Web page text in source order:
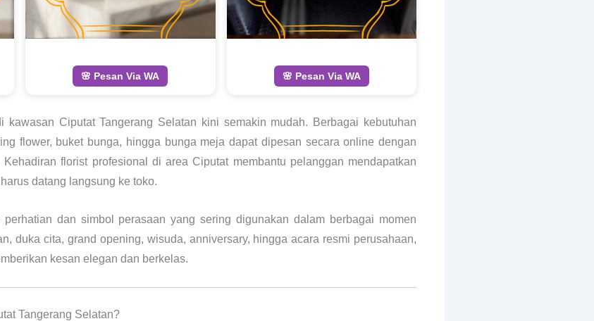
🌸 Pesan Via WA 🌸 Pesan Via WA
kawasan Ciputat Tangerang Selatan kini semakin mudah. Berbagai kebutuhan
flower, buket bunga, hingga bunga meja dapat dipesan secara online dengan
florist profesional di area Ciputat membantu pelanggan mendapatkan
datang langsung ke toko.
dan simbol perasaan yang sering digunakan dalam berbagai momen
duka cita, grand opening, wisuda, anniversary, hingga acara resmi perusahaan,
kesan elegan dan berkelas.
Tangerang Selatan?